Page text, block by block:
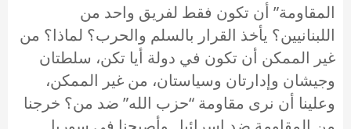
المقاومة​” أن تكون فقط لفريق واحد من
اللبنانيين؟ يأخذ القرار بالسلم والحرب؟ لماذا؟ من
غير الممكن أن تكون في دولة أيا تكن، سلطتان
وجيشان وإدارتان وسياستان، من غير الممكن،
وعلينا أن نرى مقاومة “حزب الله” ضد من؟ خرجنا